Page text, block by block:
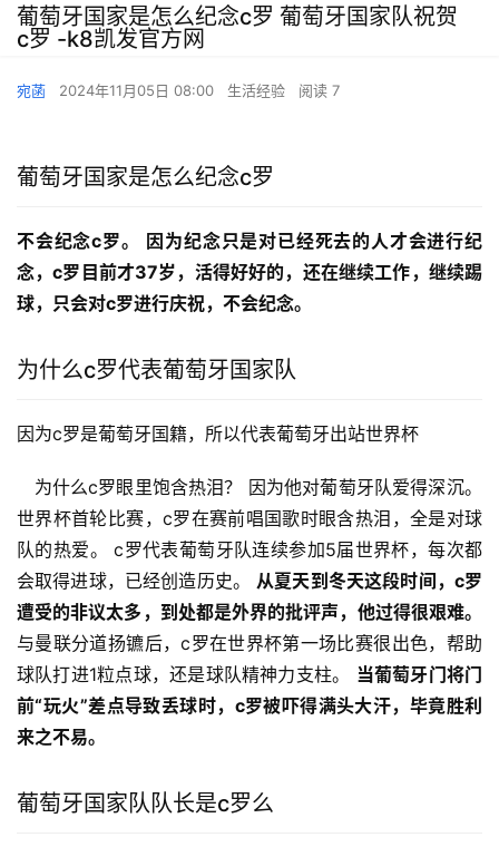
葡萄牙国家是怎么纪念c罗 葡萄牙国家队祝贺
c罗 -k8凯发官方网
宛菡 2024年11月05日 08:00 生活经验 阅读 7
葡萄牙国家是怎么纪念c罗
不会纪念c罗。
因为纪念只是对已经死去的人才会进行纪
念，c罗目前才37岁，活得好好的，还在继续工作，继续踢
球，只会对c罗进行庆祝，不会纪念。
为什么c罗代表葡萄牙国家队
因为c罗是葡萄牙国籍，所以代表葡萄牙出站世界杯
世界杯首轮比赛，c罗在赛前唱国歌时眼含热泪，全是对球
队的热爱。 c罗代表葡萄牙队连续参加5届世界杯，每次都
会取得进球，已经创造历史。 从夏天到冬天这段时间，c罗
遭受的非议太多，到处都是外界的批评声，他过得很艰难。
与曼联分道扬镳后，c罗在世界杯第一场比赛很出色，帮助
球队打进1粒点球，还是球队精神力支柱。 当葡萄牙门将门
前“玩火”差点导致丢球时，c罗被吓得满头大汗，毕竟胜利
来之不易。
葡萄牙国家队队长是c罗么